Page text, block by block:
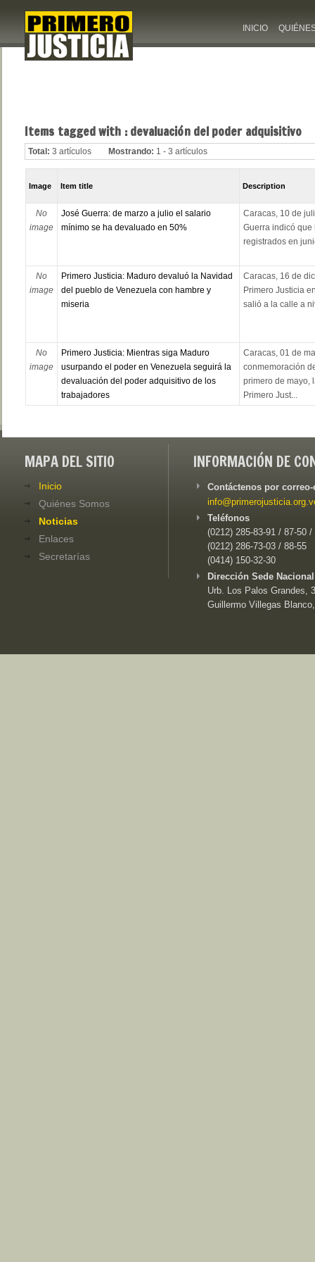
INICIO
Items tagged with : devaluación del poder adquisitivo
Total: 3 artículos Mostrando: 1 - 3 artículos
Image Item title Description
No
image
José Guerra: de marzo a julio el salario
mínimo se ha devaluado en 50%
Caracas, 10 de
Guerra indicó
registrados en
No
image
Primero Justicia: Maduro devaluó la Navidad
del pueblo de Venezuela con hambre y
miseria
Caracas, 16 de
Primero Justicia
salió a la calle a
No
image
Primero Justicia: Mientras siga Maduro
usurpando el poder en Venezuela seguirá la
devaluación del poder adquisitivo de los
trabajadores
Caracas, 01 de
conmemoración
primero de mayo,
Primero Just...
MAPA DEL SITIO
Inicio
Quiénes Somos
Noticias
Enlaces
Secretarías
INFORMACIÓN DE
Contáctenos por
Teléfonos
(0212) 285-83-91 / 87-50 /
(0212) 286-73-03 / 88-55
(0414) 150-32-30
Dirección Sede
Urb. Los Palos Grandes,
Guillermo Villegas